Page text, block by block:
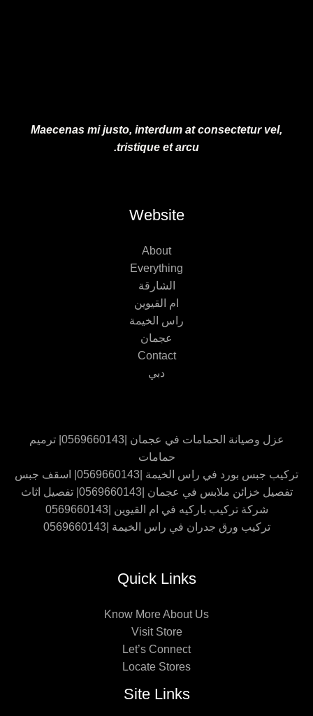
Maecenas mi justo, interdum at consectetur vel,
tristique et arcu.
Website
About
Everything
الشارقة
ام القيوين
راس الخيمة
عجمان
Contact
دبي
عزل وصيانة الحمامات في عجمان |0569660143| ترميم
حمامات
تركيب جبس بورد في راس الخيمة |0569660143| اسقف جبس
تفصيل خزائن ملابس في عجمان |0569660143| تفصيل اثاث
شركة تركيب باركيه في ام القيوين |0569660143
تركيب ورق جدران في راس الخيمة |0569660143
Quick Links
Know More About Us
Visit Store
Let’s Connect
Locate Stores
Site Links